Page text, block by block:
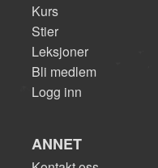
Kurs
Stier
Leksjoner
Bli medlem
Logg inn
ANNET